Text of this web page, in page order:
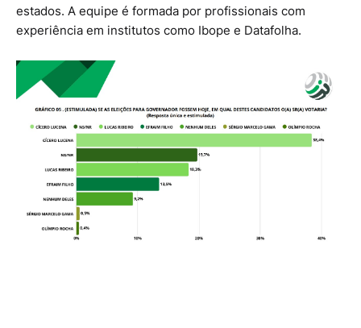
estados. A equipe é formada por profissionais com
experiência em institutos como Ibope e Datafolha.